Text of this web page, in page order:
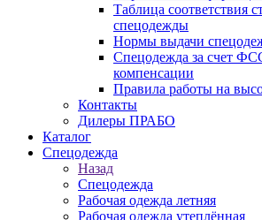
Таблица соответствия
спецодежды
Нормы выдачи
Спецодежда за счет
компенсации
Правила работы на
Контакты
Дилеры ПРАБО
Каталог
Спецодежда
Назад
Спецодежда
Рабочая одежда летняя
Рабочая одежда утеплённая